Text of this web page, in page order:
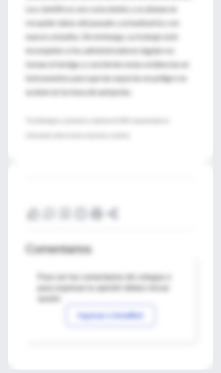
Los científicos son conscientes y se afanan en
recopilar datos del pasado y actualizarlos con
nuevos estudios. Sin embargo, su trabajo está
incompleto si los administradores legales no
toman el testigo y convierten estas evidencias en
instrumentos para que las especies en peligro no
acaben en la mesa de autopsias.
Comentarios
Para ver los comentarios de colegas o
Ingresar a IntraMed